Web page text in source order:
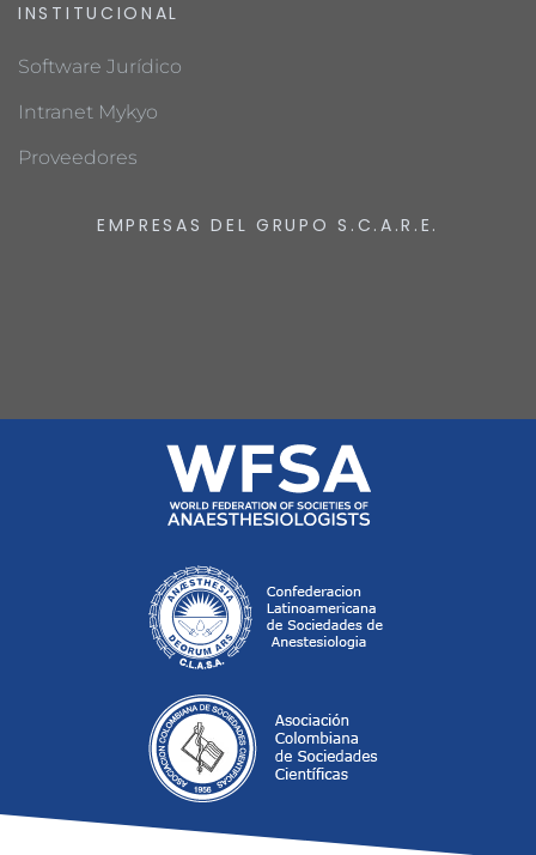
INSTITUCIONAL
Software Jurídico
Intranet Mykyo
Proveedores
EMPRESAS DEL GRUPO S.C.A.R.E.